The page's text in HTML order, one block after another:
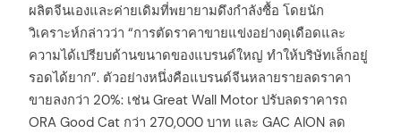
ผลิตจีนเองและค่ายเดิมที่พยายามดึงกำลังซื้อ โดยนัก
วิเคราะห์กล่าวว่า “การตัดราคาขายแข่งอย่างดุเดือดและ
ความได้เปรียบด้านขนาดของแบรนด์ใหญ่ ทำให้บริษัทเล็กอยู่
รอดได้ยาก”. ตัวอย่างหนึ่งคือแบรนด์จีนหลายรายลดราคา
ขายลงกว่า 20%: เช่น Great Wall Motor ปรับลดราคารถ
ORA Good Cat กว่า 270,000 บาท และ GAC AION ลด